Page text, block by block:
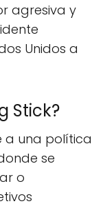
agresiva y
Unidos a
Stick?
a una política
se
o